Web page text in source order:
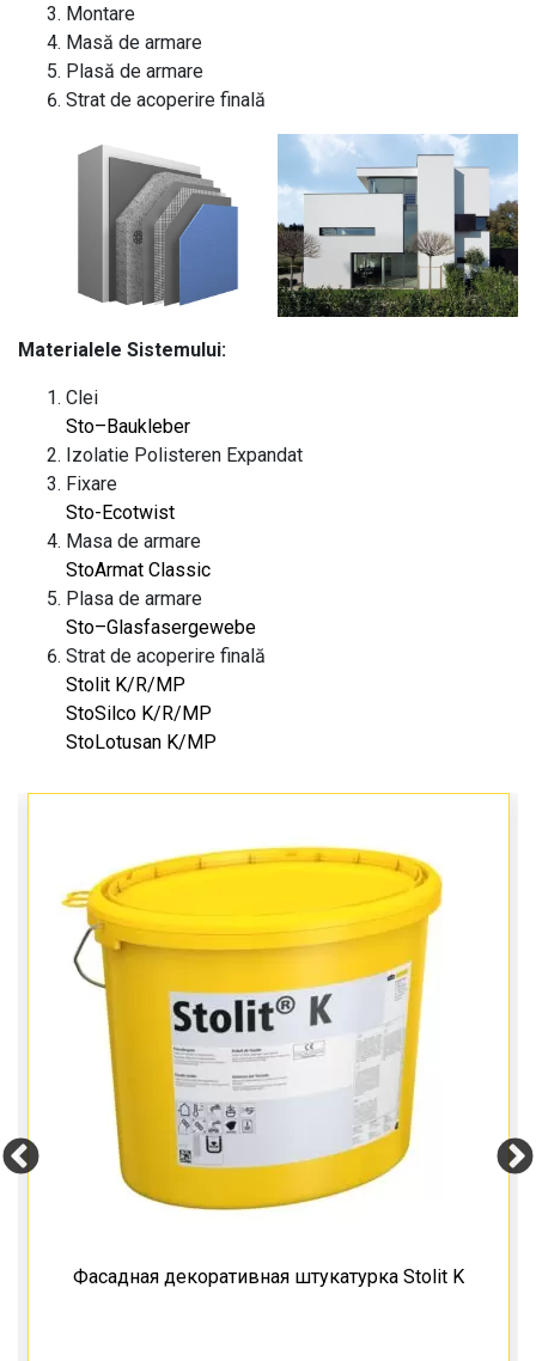
Montare
Masă de armare
Plasă de armare
Strat de acoperire finală
Materialele Sistemului:
Clei
Sto–Baukleber
Izolatie Polisteren Expandat
Fixare
Sto-Ecotwist
Masa de armare
StoArmat Classic
Plasa de armare
Sto–Glasfasergewebe
Strat de acoperire finală
Stolit K/R/MP
StoSilco K/R/MP
StoLotusan K/MP
Фасадная декоративная штукатурка Stolit K